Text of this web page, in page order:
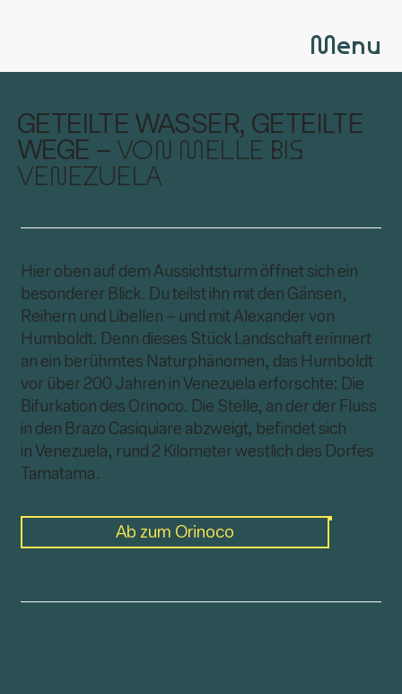
Menu
GETEILTE WASSER, GETEILTE
WEGE – VON MELLE BIS
VENEZUELA
Hier oben auf dem Aussichtsturm öffnet sich ein
besonderer Blick. Du teilst ihn mit den Gänsen,
Reihern und Libellen – und mit Alexander von
Humboldt. Denn dieses Stück Landschaft erinnert
an ein berühmtes Naturphänomen, das Humboldt
vor über 200 Jahren in Venezuela erforschte: Die
Bifurkation des Orinoco. Die Stelle, an der der Fluss
in den Brazo Casiquiare abzweigt, befindet sich
in Venezuela, rund 2 Kilometer westlich des Dorfes
Tamatama.
Ab zum Orinoco